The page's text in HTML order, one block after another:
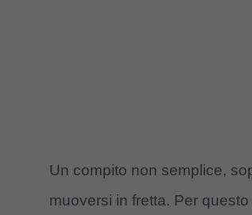
Un compito non semplice,
muoversi in fretta. Per